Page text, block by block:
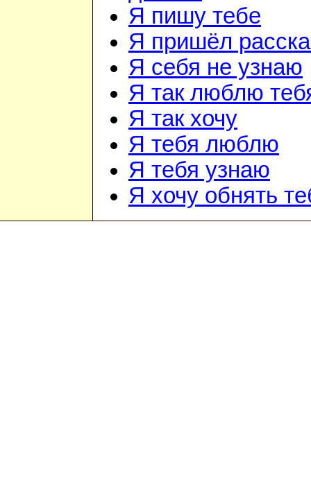
Я пишу тебе
Я пришёл
Я себя не узнаю
Я так люблю
Я так хочу
Я тебя люблю
Я тебя узнаю
Я хочу обнять